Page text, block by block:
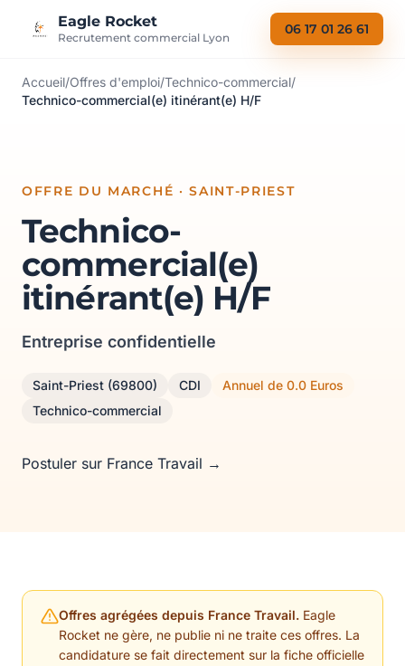
Eagle Rocket
Recrutement commercial Lyon
06 17 01 26 61
Accueil/Offres d'emploi/Technico-commercial/
Technico-commercial(e) itinérant(e) H/F
OFFRE DU MARCHÉ · SAINT-PRIEST
Technico-
commercial(e)
itinérant(e) H/F
Entreprise confidentielle
Saint-Priest (69800) CDI
Annuel de 0.0 Euros
Technico-commercial
Postuler sur France Travail →
Offres agrégées depuis France Travail. Eagle
Rocket ne gère, ne publie ni ne traite ces offres. La
candidature se fait directement sur la fiche officielle